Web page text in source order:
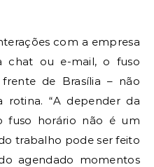
com a empresa
chat ou e-mail, o fuso
de Brasília – não
rotina. “A depender da
fuso horário não é um
trabalho pode ser feito
agendado momentos